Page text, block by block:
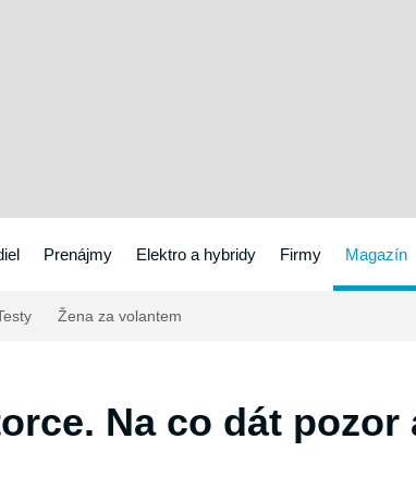
Prenájmy Elektro a hybridy Firmy Magazín
Žena za volantem
Na co dát